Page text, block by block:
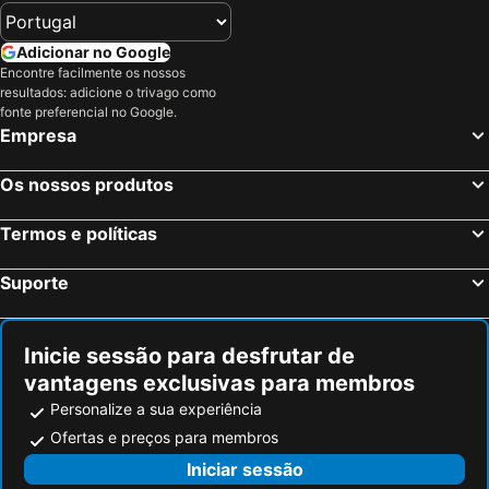
Vigo, Galiza Hotéis
Vila Nova de Gaia, Norte de Portugal Hotéis
Viana do Castelo, Norte de Portugal Hotéis
Chaves, Norte de Portugal Hotéis
Lisboa, Lisboa e Vale do Tejo Hotéis
Portimão, Algarve Hotéis
Vila Nova de Milfontes, Alentejo Hotéis
Figueira da Foz, Centro de Portugal Hotéis
Adicionar no Google
Encontre facilmente os nossos
resultados: adicione o trivago como
fonte preferencial no Google.
Empresa
Os nossos produtos
Termos e políticas
Suporte
Inicie sessão para desfrutar de
vantagens exclusivas para membros
Personalize a sua experiência
Ofertas e preços para membros
Iniciar sessão